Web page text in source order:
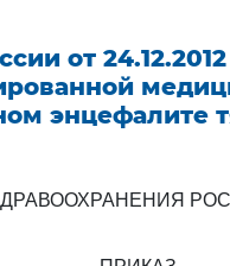
от
энцефалите